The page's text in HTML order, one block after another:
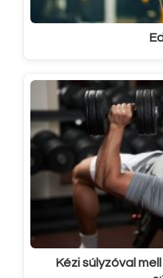
Kézi súlyzóval